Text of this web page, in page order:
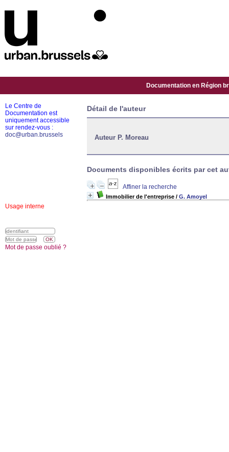
Documentation en Région
Détail de l'auteur
Auteur P. Moreau
Documents disponibles écrits par cet
Affiner la recherche
Immobilier de l'entreprise / G. Amoyel
Le Centre de
Documentation est
uniquement accessible
sur rendez-vous :
doc@urban.brussels
Usage interne
Mot de passe oublié ?